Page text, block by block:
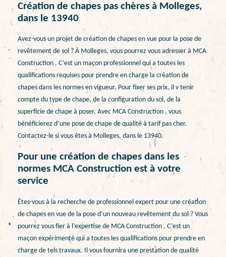
Création de chapes pas chères à Molleges,
dans le 13940
Avez-vous un projet de création de chapes en vue pour la pose de
revêtement de sol ? À Molleges, vous pourrez vous adresser à MCA
Construction . C’est un maçon professionnel qui a toutes les
qualifications requises pour prendre en charge la création de
chapes dans les normes en vigueur. Pour fixer ses prix, il v tenir
compte du type de chape, de la configuration du sol, de la
superficie de chape à poser. Avec MCA Construction , vous
bénéficierez d’une pose de chape de qualité à tarif pas cher.
Contactez-le si vous êtes à Molleges, dans le 13940.
Pour une création de chapes dans les
normes MCA Construction est à votre
service
Êtes-vous à la recherche de professionnel expert pour une création
de chapes en vue de la pose d’un nouveau revêtement du sol ? Vous
pourrez vous fier à l’expertise de MCA Construction . C’est un
maçon expérimenté qui a toutes les qualifications pour prendre en
charge de tels travaux. Il vous fournira une prestation de qualité